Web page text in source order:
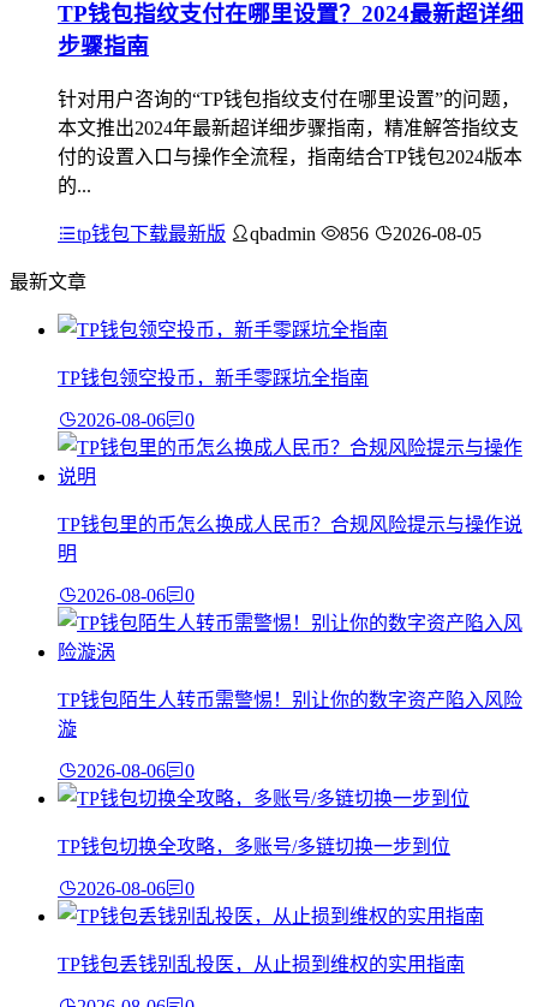
TP钱包指纹支付在哪里设置？2024最新超详细
步骤指南
针对用户咨询的“TP钱包指纹支付在哪里设置”的问题，
本文推出2024年最新超详细步骤指南，精准解答指纹支
付的设置入口与操作全流程，指南结合TP钱包2024版本
的...
tp钱包下载最新版 qbadmin 856 2026-08-05
最新文章
TP钱包领空投币，新手零踩坑全指南
2026-08-06 0
TP钱包里的币怎么换成人民币？合规风险提示与操作说
明
2026-08-06 0
TP钱包陌生人转币需警惕！别让你的数字资产陷入风险
漩
2026-08-06 0
TP钱包切换全攻略，多账号/多链切换一步到位
2026-08-06 0
TP钱包丢钱别乱投医，从止损到维权的实用指南